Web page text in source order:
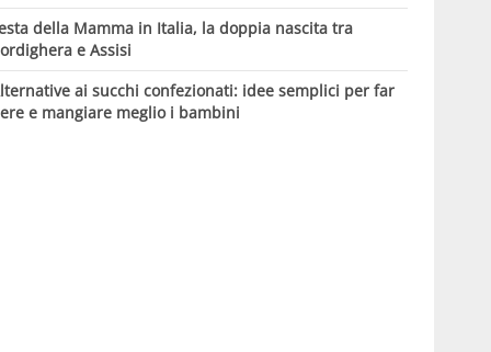
della Mamma in Italia, la doppia nascita tra
e Assisi
ai succhi confezionati: idee semplici per far
e mangiare meglio i bambini